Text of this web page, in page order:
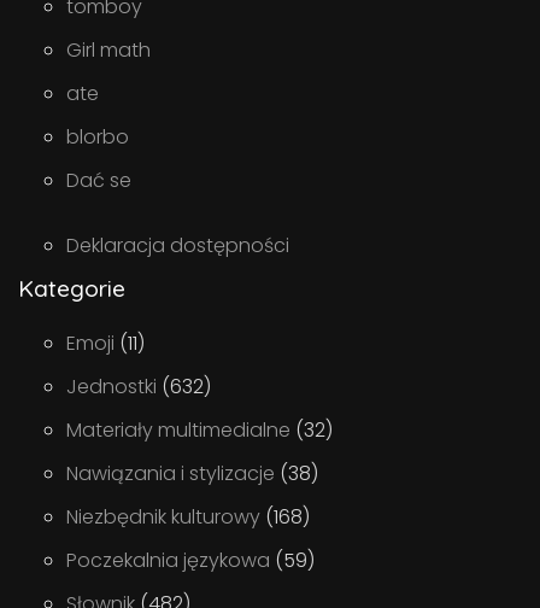
tomboy
Girl math
ate
blorbo
Dać se
Deklaracja dostępności
Kategorie
Emoji (11)
Jednostki (632)
Materiały multimedialne (32)
Nawiązania i stylizacje (38)
Niezbędnik kulturowy (168)
Poczekalnia językowa (59)